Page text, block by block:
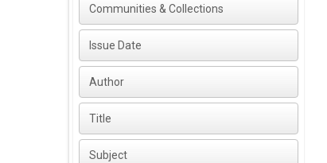
Communities & Collections
Issue Date
Author
Title
Subject